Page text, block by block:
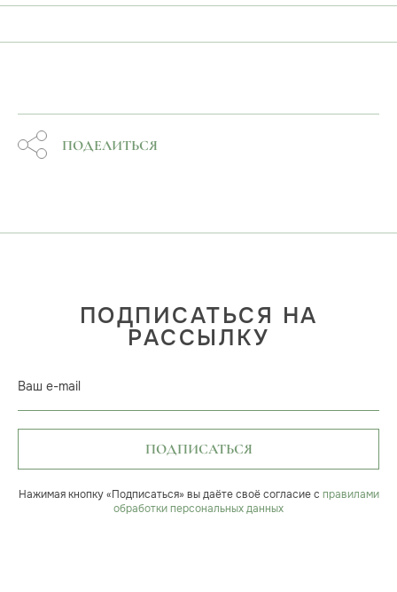
ПОДЕЛИТЬСЯ
ПОДПИСАТЬСЯ НА
РАССЫЛКУ
Ваш e-mail
ПОДПИСАТЬСЯ
Нажимая кнопку «Подписаться» вы даёте своё согласие с правилами
обработки персональных данных